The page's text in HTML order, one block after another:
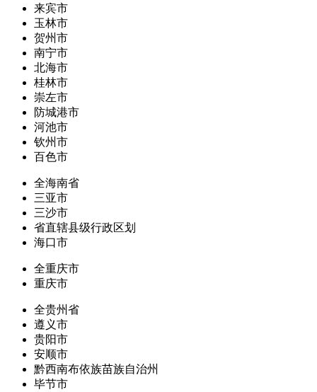
来宾市
玉林市
贺州市
南宁市
北海市
桂林市
崇左市
防城港市
河池市
钦州市
百色市
全海南省
三亚市
三沙市
省直辖县级行政区划
海口市
全重庆市
重庆市
全贵州省
遵义市
贵阳市
安顺市
黔西南布依族苗族自治州
毕节市